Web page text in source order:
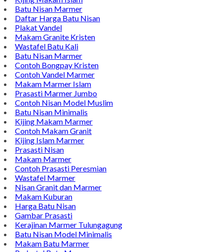
Harga Hubungi CS
Tersedia
Hubungi Kami
Kijing Makam Islam
Batu Nisan Marmer
Daftar Harga Batu Nisan
Plakat Vandel
Makam Granite Kristen
Wastafel Batu Kali
Batu Nisan Marmer
Contoh Bongpay Kristen
Contoh Vandel Marmer
Makam Marmer Islam
Prasasti Marmer Jumbo
Contoh Nisan Model Muslim
Batu Nisan Minimalis
Kijing Makam Marmer
Contoh Makam Granit
Kijing Islam Marmer
Prasasti Nisan
Makam Marmer
Contoh Prasasti Peresmian
Wastafel Marmer
Nisan Granit dan Marmer
Makam Kuburan